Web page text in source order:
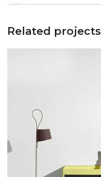
Related projects